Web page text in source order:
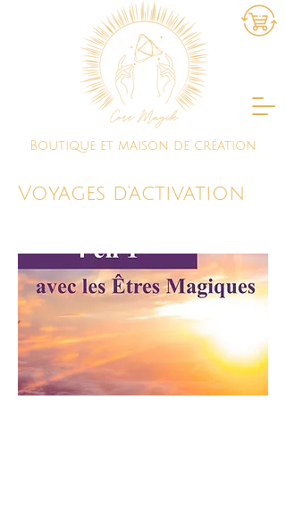
Boutique et maison de création
Voyages d'activation